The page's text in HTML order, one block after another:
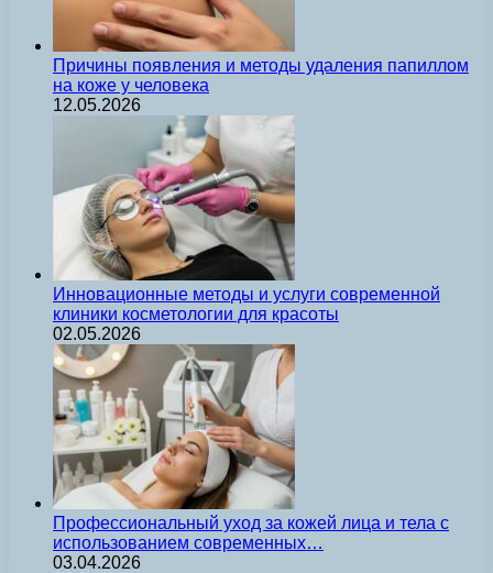
Причины появления и методы удаления папиллом
на коже у человека
12.05.2026
Инновационные методы и услуги современной
клиники косметологии для красоты
02.05.2026
Профессиональный уход за кожей лица и тела с
использованием современных…
03.04.2026